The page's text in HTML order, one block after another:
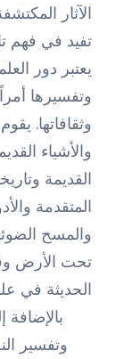
الآثار
تفيد في فهم
يعتبر دور
وتفسيرها
وثقافاتها.
والأشياء
القديمة
المتقدمة
والمسح
تحت الأرض
الحديثة في
بالإضافة
وتفسير